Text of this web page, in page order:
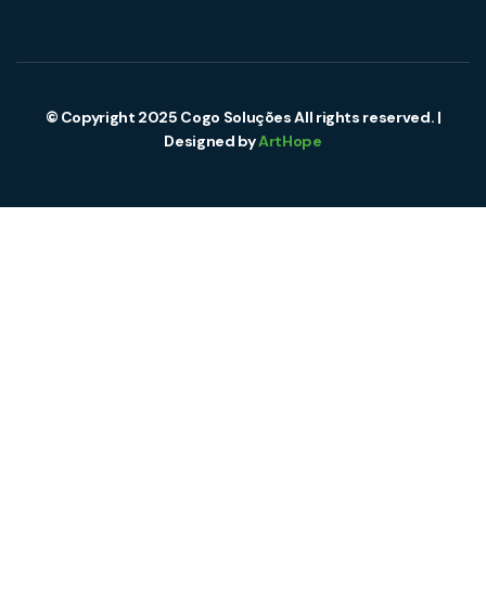
© Copyright 2025 Cogo Soluções All rights reserved. |
Designed byArtHope